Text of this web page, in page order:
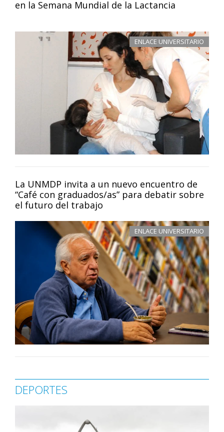
en la Semana Mundial de la Lactancia
ENLACE UNIVERSITARIO
La UNMDP invita a un nuevo encuentro de
“Café con graduados/as” para debatir sobre
el futuro del trabajo
ENLACE UNIVERSITARIO
DEPORTES